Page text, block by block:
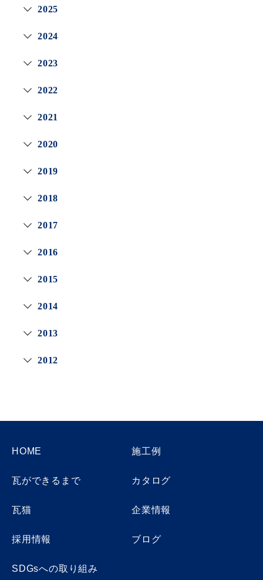
2025
2024
2023
2022
2021
2020
2019
2018
2017
2016
2015
2014
2013
2012
HOME 施工例
瓦ができるまで カタログ
瓦猫 企業情報
採用情報 ブログ
SDGsへの取り組み